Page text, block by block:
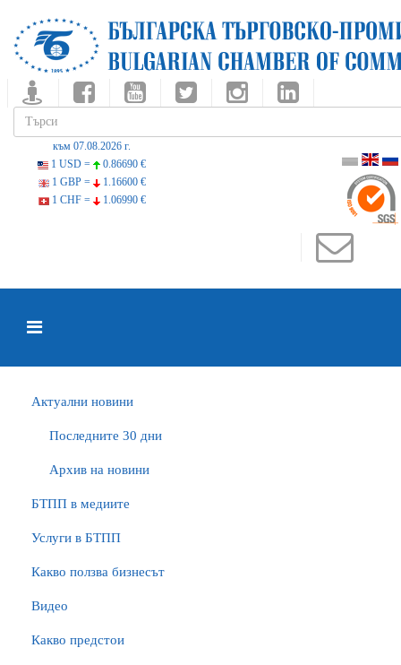
към 07.08.2026 г.
1 USD =
0.86690 €
1 GBP =
1.16600 €
1 CHF =
1.06990 €
Актуални новини
Последните 30 дни
Архив на новини
БTПП в медиите
Услуги в БТПП
Какво ползва бизнесът
Видео
Какво предстои